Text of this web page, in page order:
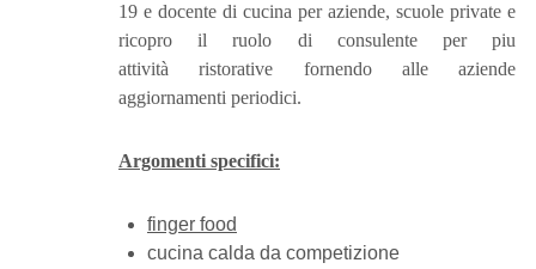
19 e docente di cucina per aziende, scuole private e
ricopro il ruolo di consulente per piu
attività ristorative fornendo alle aziende
aggiornamenti periodici.
Argomenti specifici:
finger food
cucina calda da competizione